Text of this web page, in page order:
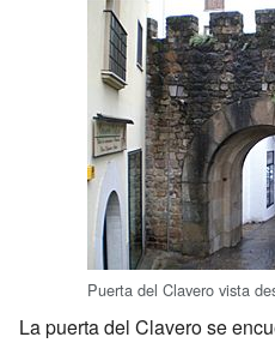
Puerta del Clavero vista
La puerta del Clavero se